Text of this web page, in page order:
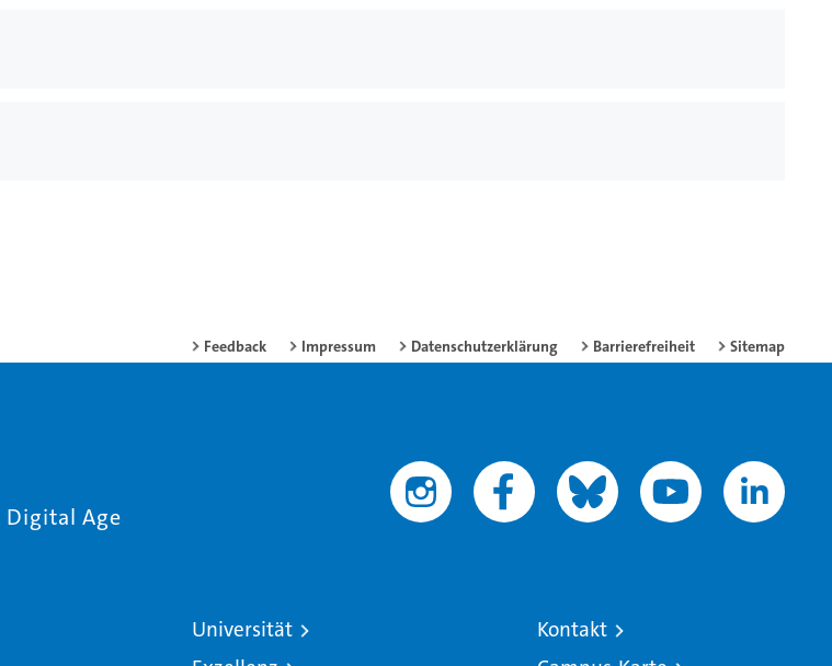
Feedback Impressum Datenschutzerklärung Barrierefreiheit Sitemap
Age
Universität
Kontakt